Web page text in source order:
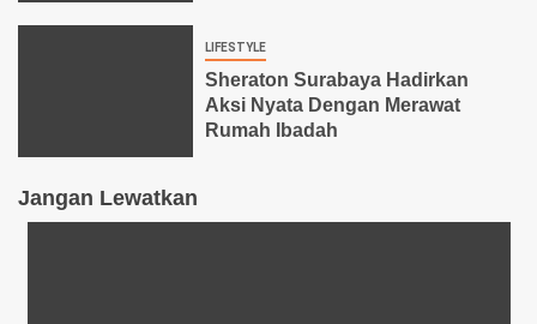
LIFESTYLE
Sheraton Surabaya Hadirkan
Aksi Nyata Dengan Merawat
Rumah Ibadah
Jangan Lewatkan